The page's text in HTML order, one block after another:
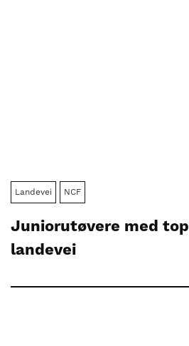
Landevei NCF
Juniorutøvere med
landevei